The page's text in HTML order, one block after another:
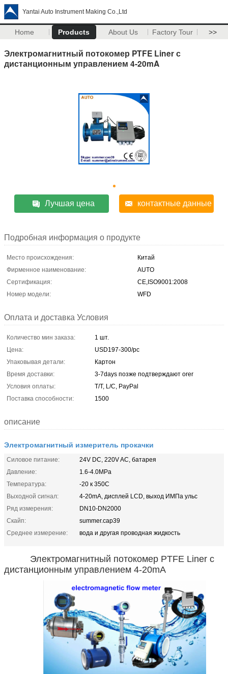
Yantai Auto Instrument Making Co.,Ltd
Home Products About Us Factory Tour >>
Электромагнитный потокомер PTFE Liner с
дистанционным управлением 4-20mA
Лучшая цена контактные данные
Подробная информация о продукте
Место происхождения:
Китай
Фирменное наименование:
AUTO
Сертификация:
CE,ISO9001:2008
Номер модели:
WFD
Оплата и доставка Условия
Количество мин заказа:
1 шт.
Цена:
USD197-300/pc
Упаковывая детали:
Картон
Время доставки:
3-7days позже подтверждают orer
Условия оплаты:
T/T, L/C, PayPal
Поставка способности:
1500
описание
Электромагнитный измеритель прокачки
Силовое питание:
24V DC, 220V AC, батарея
Давление:
1.6-4.0MPa
Температура:
-20 к 350C
Выходной сигнал:
4-20mA, дисплей LCD, выход ИМПа ульс
Ряд измерения:
DN10-DN2000
Скайп:
summer.cap39
Среднее измерение:
вода и другая проводная жидкость
Электромагнитный потокомер PTFE Liner с
дистанционным управлением 4-20mA